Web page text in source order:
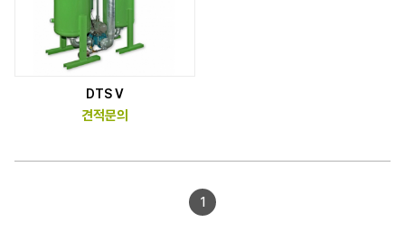
DTS V
견적문의
1